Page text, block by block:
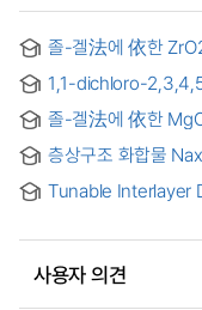
졸-겔法에 依한
Glass Preparation
Method
1,1-dichloro-
알카리 금속의 반응
졸-겔法에 依한
硏究 = (A)Study
MgO-Al2O3-SiO2
층상구조 화합물
Tunable Interlayer
Mode = SCSC 모드
사용자 의견